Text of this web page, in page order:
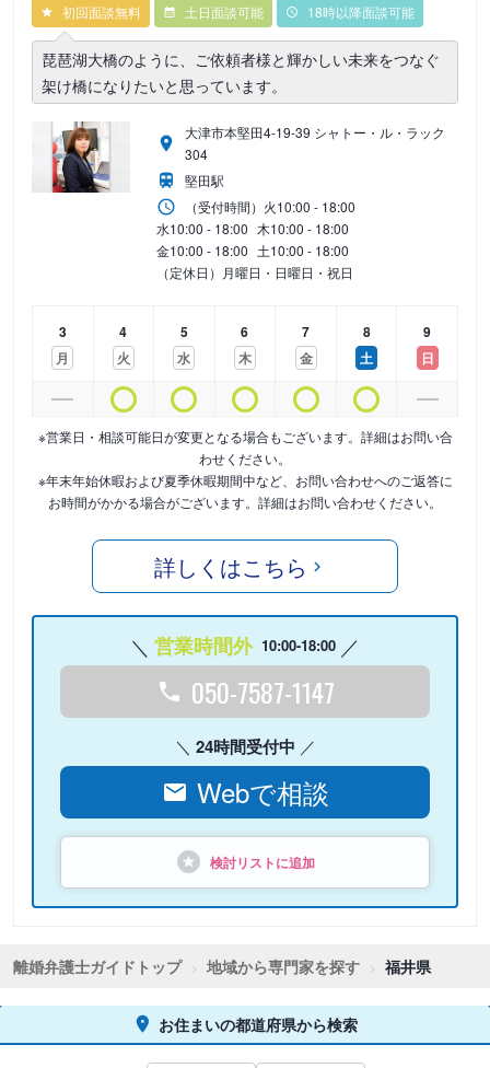
初回面談無料 土日面談可能 18時以降面談可能
琵琶湖大橋のように、ご依頼者様と輝かしい未来をつなぐ
架け橋になりたいと思っています。
大津市本堅田4-19-39 シャトー・ル・ラック
304
堅田駅
（受付時間） 火10:00 - 18:00
水10:00 - 18:00 木10:00 - 18:00
金10:00 - 18:00 土10:00 - 18:00
（定休日）月曜日・日曜日・祝日
3
月
4
火
5
水
6
木
7
金
8
土
9
日
※営業日・相談可能日が変更となる場合もございます。詳細はお問い合
わせください。
※年末年始休暇および夏季休暇期間中など、お問い合わせへのご返答に
お時間がかかる場合がございます。詳細はお問い合わせください。
詳しくはこちら
営業時間外 10:00-18:00
050-7587-1147
24時間受付中
Webで相談
検討リストに追加
離婚弁護士ガイドトップ 地域から専門家を探す 福井県
お住まいの都道府県から検索